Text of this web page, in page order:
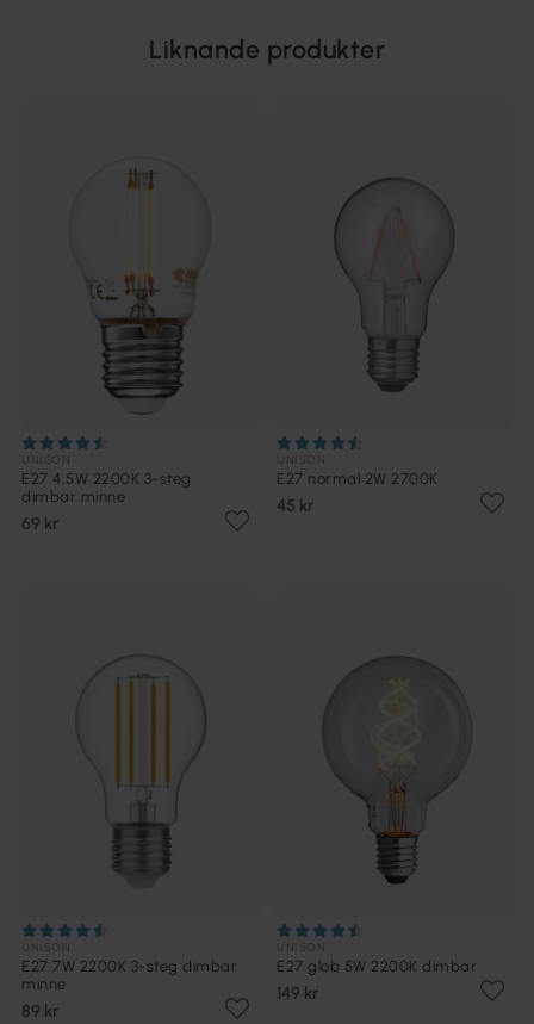
Liknande produkter
E27 4,5W 2200K 3-steg
dimbar minne
69 kr
E27 normal 2W 2700K
45 kr
E27 7W 2200K 3-steg dimbar
minne
89 kr
E27 glob 5W 2200K dimbar
149 kr